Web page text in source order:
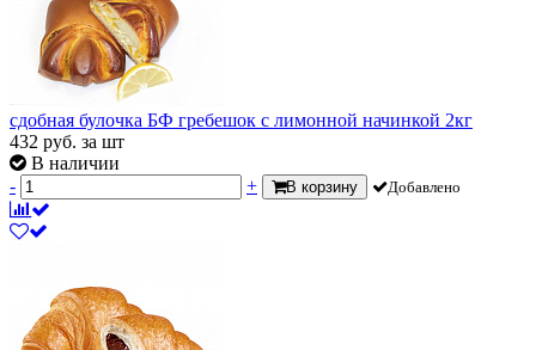
сдобная булочка БФ гребешок с лимонной начинкой 2кг
432 руб. за шт
В наличии
-
+ В корзину Добавлено